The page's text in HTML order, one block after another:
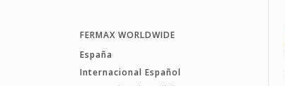
FERMAX WORLDWIDE
España
Internacional Español